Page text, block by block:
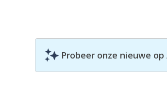
Probeer onze nieuwe